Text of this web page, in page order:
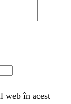
web în acest